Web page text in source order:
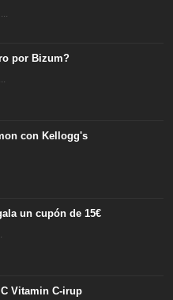
por Bizum?
con Kellogg's
un cupón de 15€
Vitamin C-irup